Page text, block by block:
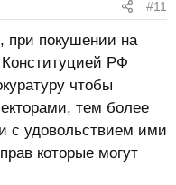
#11
при покушении на
РФ
чтобы
тем более
с удовольствием ими
которые могут